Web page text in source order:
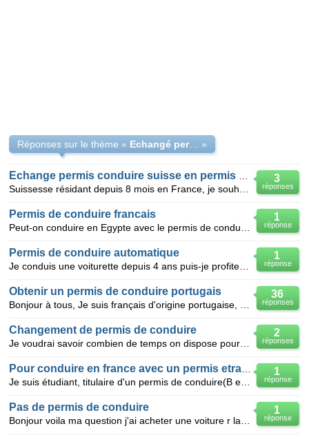
Réponses sur le thème « Echangé perm.de Conduire allemagne justificatif de domicile »
3
réponses
1
réponse
Permis de conduire francais
1
réponse
Permis de conduire automatique
36
réponses
Obtenir un permis de conduire portugais
2
réponses
Changement de permis de conduire
1
réponse
1
réponse
Pas de permis de conduire